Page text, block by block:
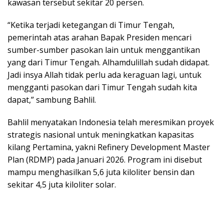
kawasan tersebut sekitar 20 persen.
“Ketika terjadi ketegangan di Timur Tengah,
pemerintah atas arahan Bapak Presiden mencari
sumber-sumber pasokan lain untuk menggantikan
yang dari Timur Tengah. Alhamdulillah sudah didapat.
Jadi insya Allah tidak perlu ada keraguan lagi, untuk
mengganti pasokan dari Timur Tengah sudah kita
dapat,” sambung Bahlil.
Bahlil menyatakan Indonesia telah meresmikan proyek
strategis nasional untuk meningkatkan kapasitas
kilang Pertamina, yakni Refinery Development Master
Plan (RDMP) pada Januari 2026. Program ini disebut
mampu menghasilkan 5,6 juta kiloliter bensin dan
sekitar 4,5 juta kiloliter solar.